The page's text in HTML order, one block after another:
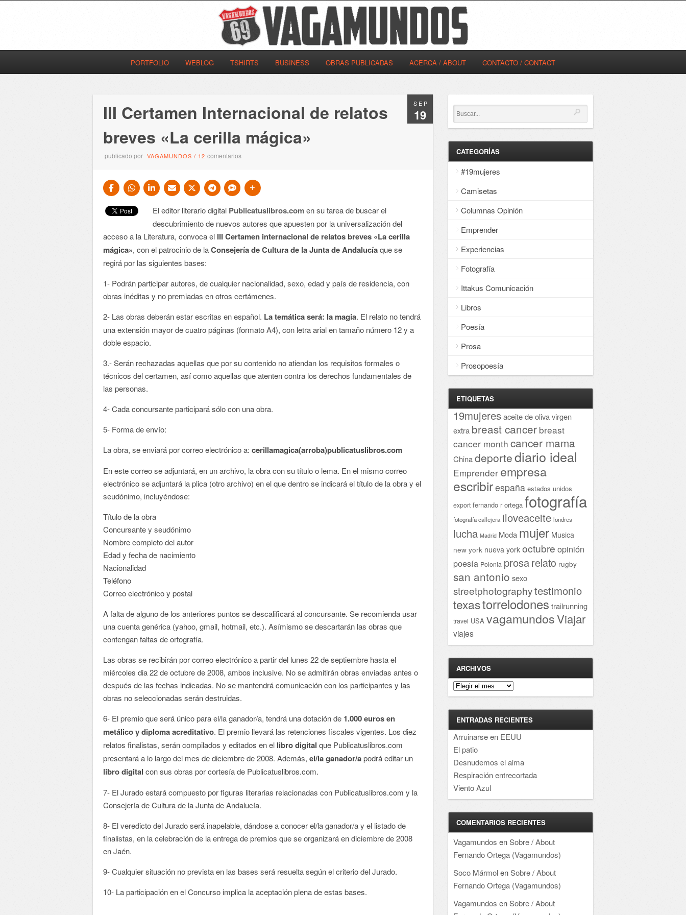
PORTFOLIO WEBLOG TSHIRTS BUSINESS OBRAS PUBLICADAS ACERCA / ABOUT CONTACTO / CONTACT
SEP
19
III Certamen Internacional de relatos
breves «La cerilla mágica»
publicado por VAGAMUNDOS / 12comentarios
El editor literario digital Publicatuslibros.comen su tarea de buscar el
descubrimiento de nuevos autores que apuesten por la universalización del
acceso a la Literatura, convoca el III Certamen internacional de relatos breves «La cerilla
mágica», con el patrocinio de laConsejería de Cultura de la Junta de Andalucíaque se
regirá por las siguientes bases:
1- Podrán participar autores, de cualquier nacionalidad, sexo, edad y país de residencia, con
obras inéditas y no premiadas en otros certámenes.
2- Las obras deberán estar escritas en español. La temática será: la magia. El relato no tendrá
una extensión mayor de cuatro páginas (formato A4), con letra arial en tamaño número 12 y a
doble espacio.
3.- Serán rechazadas aquellas que por su contenido no atiendan los requisitos formales o
técnicos del certamen, así como aquellas que atenten contra los derechos fundamentales de
las personas.
4- Cada concursante participará sólo con una obra.
5- Forma de envío:
La obra, se enviará por correo electrónico a:cerillamagica(arroba)publicatuslibros.com
En este correo se adjuntará, en un archivo, la obra con su título o lema. En el mismo correo
electrónico se adjuntará la plica (otro archivo) en el que dentro se indicará el título de la obra y el
seudónimo, incluyéndose:
Título de la obra
Concursante y seudónimo
Nombre completo del autor
Edad y fecha de nacimiento
Nacionalidad
Teléfono
Correo electrónico y postal
A falta de alguno de los anteriores puntos se descalificará al concursante. Se recomienda usar
una cuenta genérica (yahoo, gmail, hotmail, etc.). Asímismo se descartarán las obras que
contengan faltas de ortografía.
Las obras se recibirán por correo electrónico a partir del lunes 22 de septiembre hasta el
miércoles dia 22 de octubre de 2008, ambos inclusive. No se admitirán obras enviadas antes o
después de las fechas indicadas. No se mantendrá comunicación con los participantes y las
obras no seleccionadas serán destruidas.
6- El premio que será único para el/la ganador/a, tendrá una dotación de 1.000 euros en
metálico y diploma acreditativo. El premio llevará las retenciones fiscales vigentes. Los diez
relatos finalistas, serán compilados y editados en el libro digital que Publicatuslibros.com
presentará a lo largo del mes de diciembre de 2008. Además,el/la ganador/apodrá editar un
libro digital con sus obras por cortesía de Publicatuslibros.com.
7- El Jurado estará compuesto por figuras literarias relacionadas con Publicatuslibros.com y la
Consejería de Cultura de la Junta de Andalucía.
8- El veredicto del Jurado será inapelable, dándose a conocer el/la ganador/a y el listado de
finalistas, en la celebración de la entrega de premios que se organizará en diciembre de 2008
en Jaén.
9- Cualquier situación no prevista en las bases será resuelta según el criterio del Jurado.
10- La participación en el Concurso implica la aceptación plena de estas bases.
CATEGORÍAS
#19mujeres
Camisetas
Columnas Opinión
Emprender
Experiencias
Fotografía
Ittakus Comunicación
Libros
Poesía
Prosa
Prosopoesía
ETIQUETAS
19mujeresaceite de oliva virgen
extra breast cancer breast
cancer month cancer mama
Chinadeportediario ideal
Emprender empresa
escribirespaña estados unidos
export fernando r ortega fotografía
fotografía callejera iloveaceite londres
lucha Madrid Moda mujer Musica
new york nueva york octubre opinión
poesía Polonia prosarelato rugby
san antonio sexo
streetphotographytestimonio
texastorrelodones trailrunning
travel USA vagamundosViajar
viajes
ARCHIVOS
Archivos
ENTRADAS RECIENTES
Arruinarse en EEUU
El patio
Desnudemos el alma
Respiración entrecortada
Viento Azul
COMENTARIOS RECIENTES
Vagamundos enSobre / About
Fernando Ortega (Vagamundos)
Soco MármolenSobre / About
Fernando Ortega (Vagamundos)
Vagamundos enSobre / About